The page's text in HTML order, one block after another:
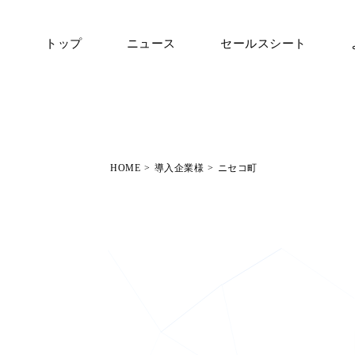
トップ ニュース セールスシート
HOME > 導入企業様 > ニセコ町